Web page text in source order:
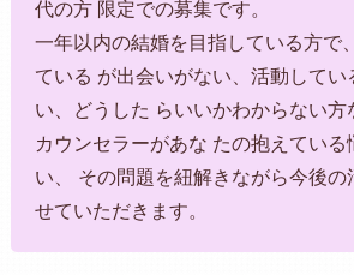
代の方 限定での募集です。
一年以内の結婚を目指している方で
ている が出会いがない、活動してい
い、どうした らいいかわからない方
カウンセラーがあな たの抱えている
い、 その問題を紐解きながら今後の
せていただきます。